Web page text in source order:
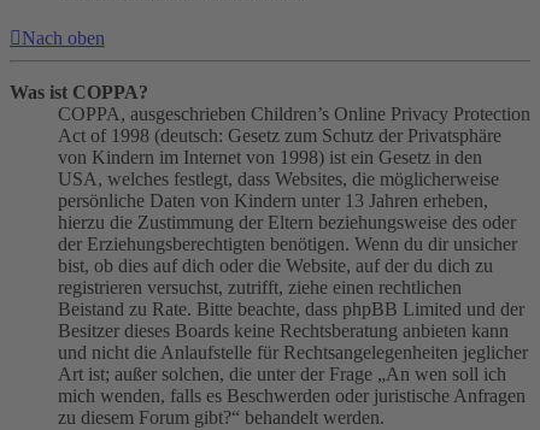
Nach oben
Was ist COPPA?
COPPA, ausgeschrieben Children’s Online Privacy Protection
Act of 1998 (deutsch: Gesetz zum Schutz der Privatsphäre
von Kindern im Internet von 1998) ist ein Gesetz in den
USA, welches festlegt, dass Websites, die möglicherweise
persönliche Daten von Kindern unter 13 Jahren erheben,
hierzu die Zustimmung der Eltern beziehungsweise des oder
der Erziehungsberechtigten benötigen. Wenn du dir unsicher
bist, ob dies auf dich oder die Website, auf der du dich zu
registrieren versuchst, zutrifft, ziehe einen rechtlichen
Beistand zu Rate. Bitte beachte, dass phpBB Limited und der
Besitzer dieses Boards keine Rechtsberatung anbieten kann
und nicht die Anlaufstelle für Rechtsangelegenheiten jeglicher
Art ist; außer solchen, die unter der Frage „An wen soll ich
mich wenden, falls es Beschwerden oder juristische Anfragen
zu diesem Forum gibt?“ behandelt werden.